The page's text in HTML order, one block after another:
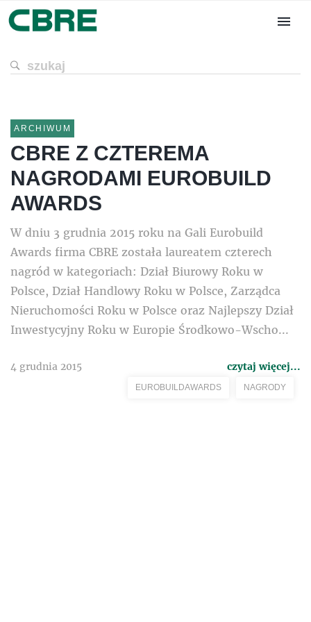
ARCHIWUM
CBRE Z CZTEREMA
NAGRODAMI EUROBUILD
AWARDS
W dniu 3 grudnia 2015 roku na Gali Eurobuild
Awards firma CBRE została laureatem czterech
nagród w kategoriach: Dział Biurowy Roku w
Polsce, Dział Handlowy Roku w Polsce, Zarządca
Nieruchomości Roku w Polsce oraz Najlepszy Dział
Inwestycyjny Roku w Europie Środkowo-Wscho...
4 grudnia 2015 czytaj więcej...
EUROBUILDAWARDS NAGRODY